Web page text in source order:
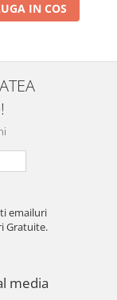
IN COS
emailuri
Gratuite.
media